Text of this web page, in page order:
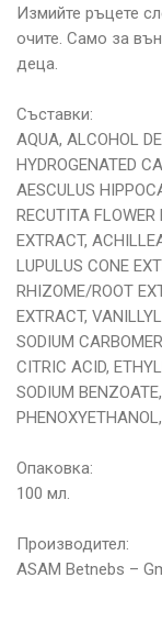
Измийте ръцете
очите. Само за
деца.
Съставки:
AQUA, ALCOHOL
HYDROGENATED
AESCULUS
RECUTITA
EXTRACT,
LUPULUS CONE
RHIZOME/ROOT
EXTRACT,
SODIUM
CITRIC ACID,
SODIUM
Опаковка:
100 мл.
Производител:
ASAM Betnebs –